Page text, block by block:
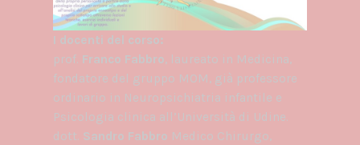
I docenti del corso:
prof. Franco Fabbro, laureato in Medicina,
fondatore del gruppo MOM, già professore
ordinario in Neuropsichiatria infantile e
Psicologia clinica all’Università di Udine.
dott. Sandro Fabbro Medico Chirurgo,